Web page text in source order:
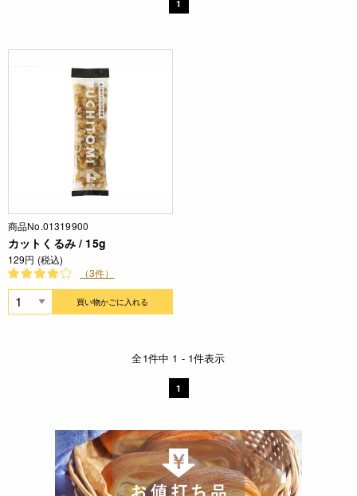
1
商品No.01319900
カットくるみ / 15g
129円 (税込)
（3件）
買い物かごに入れる
全1件中 1 - 1件表示
1